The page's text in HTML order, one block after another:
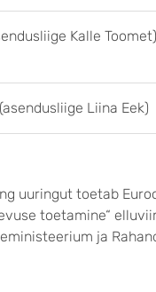
Kalle Toomet)
Liina Eek)
uuringut toetab
toetamine“
ja